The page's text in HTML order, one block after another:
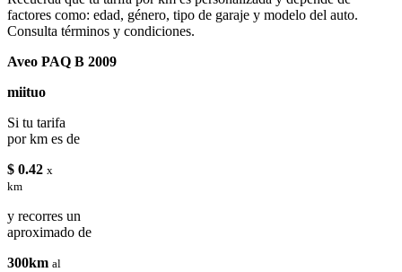
factores como: edad, género, tipo de garaje y modelo del auto.
Consulta términos y condiciones.
Aveo PAQ B 2009
miituo
Si tu tarifa
por km es de
$ 0.42 x
km
y recorres un
aproximado de
300km al